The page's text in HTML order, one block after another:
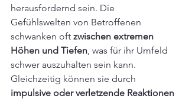
herausfordernd sein. Die
Gefühlswelten von Betroffenen
schwanken oft zwischen extremen
Höhen und Tiefen, was für ihr Umfeld
schwer auszuhalten sein kann.
Gleichzeitig können sie durch
impulsive oder verletzende Reaktionen